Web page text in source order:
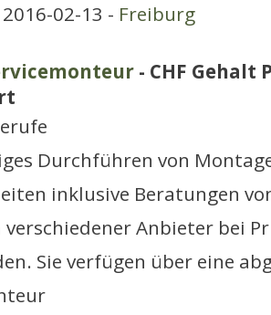
02-13 - Freiburg
- CHF Gehalt
Durchführen von
inklusive Beratungen
verschiedener Anbieter bei
Sie verfügen über eine